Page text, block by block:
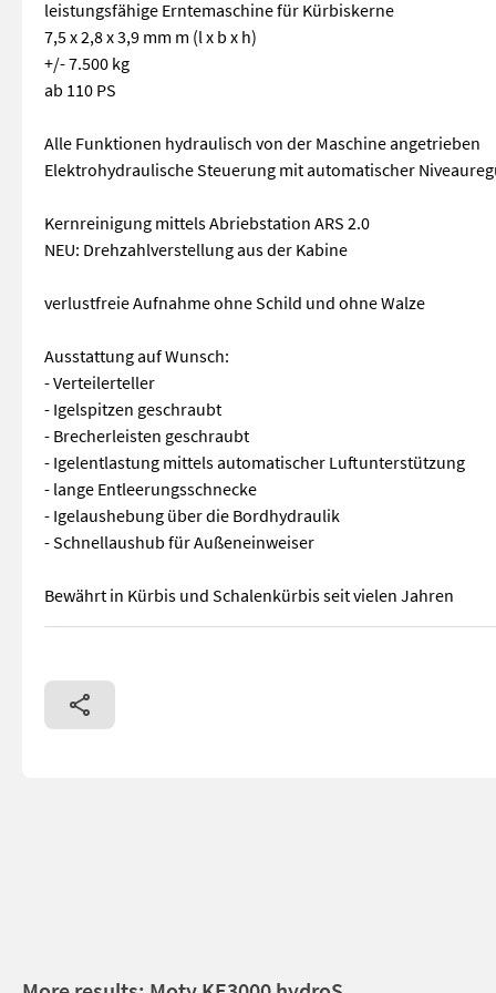
leistungsfähige Erntemaschine für Kürbiskerne
7,5 x 2,8 x 3,9 mm m (l x b x h)
+/- 7.500 kg
ab 110 PS
Alle Funktionen hydraulisch von der Maschine angetrieben
Elektrohydraulische Steuerung mit automatischer
Kernreinigung mittels Abriebstation ARS 2.0
NEU: Drehzahlverstellung aus der Kabine
verlustfreie Aufnahme ohne Schild und ohne Walze
Ausstattung auf Wunsch:
- Verteilerteller
- Igelspitzen geschraubt
- Brecherleisten geschraubt
- Igelentlastung mittels automatischer Luftunterstützung
- lange Entleerungsschnecke
- Igelaushebung über die Bordhydraulik
- Schnellaushub für Außeneinweiser
Bewährt in Kürbis und Schalenkürbis seit vielen Jahren
Jetzt schon die leistungsfähigste Kürbiserntemaschine mit